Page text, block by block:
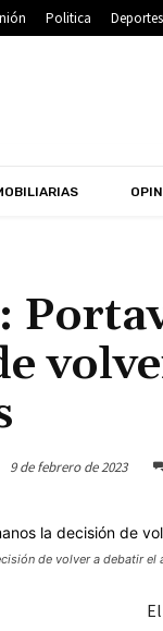
Politica Deportes
9 de febrero de 2023
de volver a debatir